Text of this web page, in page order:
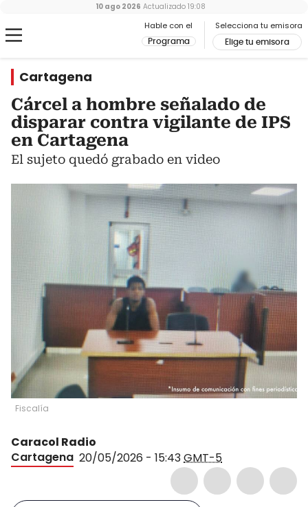
Hable con el
Programa
Selecciona tu emisora
Elige tu emisora
10 ago 2026 Actualizado 19:08
Cartagena
Cárcel a hombre señalado de
disparar contra vigilante de IPS
en Cartagena
El sujeto quedó grabado en video
Fiscalía
Caracol Radio
Cartagena 20/05/2026 - 15:43GMT-5